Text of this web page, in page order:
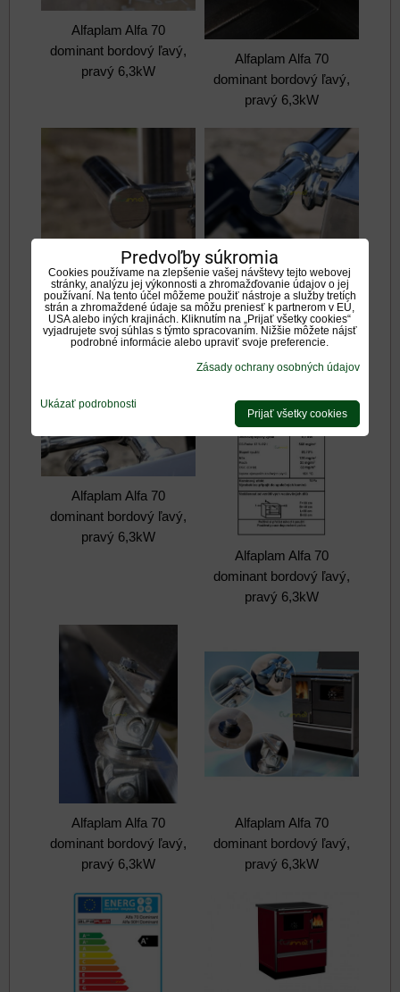
Alfaplam Alfa 70
dominant bordový ľavý,
pravý 6,3kW
Alfaplam Alfa 70
dominant bordový ľavý,
pravý 6,3kW
Alfaplam Alfa 70
dominant bordový ľavý,
pravý 6,3kW
Alfaplam Alfa 70
dominant bordový ľavý,
pravý 6,3kW
Alfaplam Alfa 70
dominant bordový ľavý,
pravý 6,3kW
Alfaplam Alfa 70
dominant bordový ľavý,
pravý 6,3kW
Alfaplam Alfa 70
dominant bordový ľavý,
pravý 6,3kW
Alfaplam Alfa 70
dominant bordový ľavý,
pravý 6,3kW
Predvoľby súkromia
Cookies používame na zlepšenie vašej návštevy tejto webovej
stránky, analýzu jej výkonnosti a zhromažďovanie údajov o jej
používaní. Na tento účel môžeme použiť nástroje a služby tretích
strán a zhromaždené údaje sa môžu preniesť k partnerom v EÚ,
USA alebo iných krajinách. Kliknutím na „Prijať všetky cookies“
vyjadrujete svoj súhlas s týmto spracovaním. Nižšie môžete nájsť
podrobné informácie alebo upraviť svoje preferencie.
Zásady ochrany osobných údajov
Ukázať podrobnosti
Prijať všetky cookies